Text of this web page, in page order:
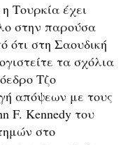
Τουρκία έχει
στην παρούσα
ότι στη Σαουδική
τα σχόλια
Τζο
απόψεων με τους
F. Kennedy του
στο